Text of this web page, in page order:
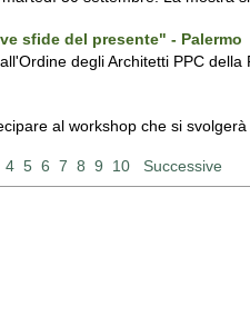
sfide del presente" - Palermo
degli Architetti PPC
al workshop che si
4 5 6 7 8 9 10 Successive